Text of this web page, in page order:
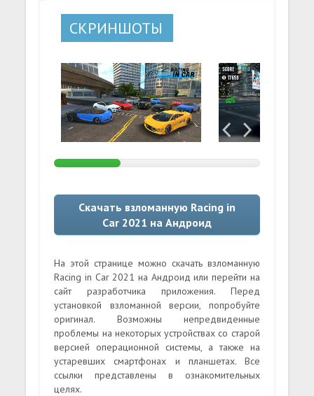
СКРИНШОТЫ
Скачать взломанную Racing in
Car 2021 на Андроид
На этой странице можно скачать взломанную
Racing in Car 2021 на Андроид или перейти на
сайт разработчика приложения. Перед
установкой взломанной версии, попробуйте
оригинал. Возможны непредвиденные
проблемы на некоторых устройствах со старой
версией операционной системы, а также на
устаревших смартфонах и планшетах. Все
ссылки представлены в ознакомительных
целях.